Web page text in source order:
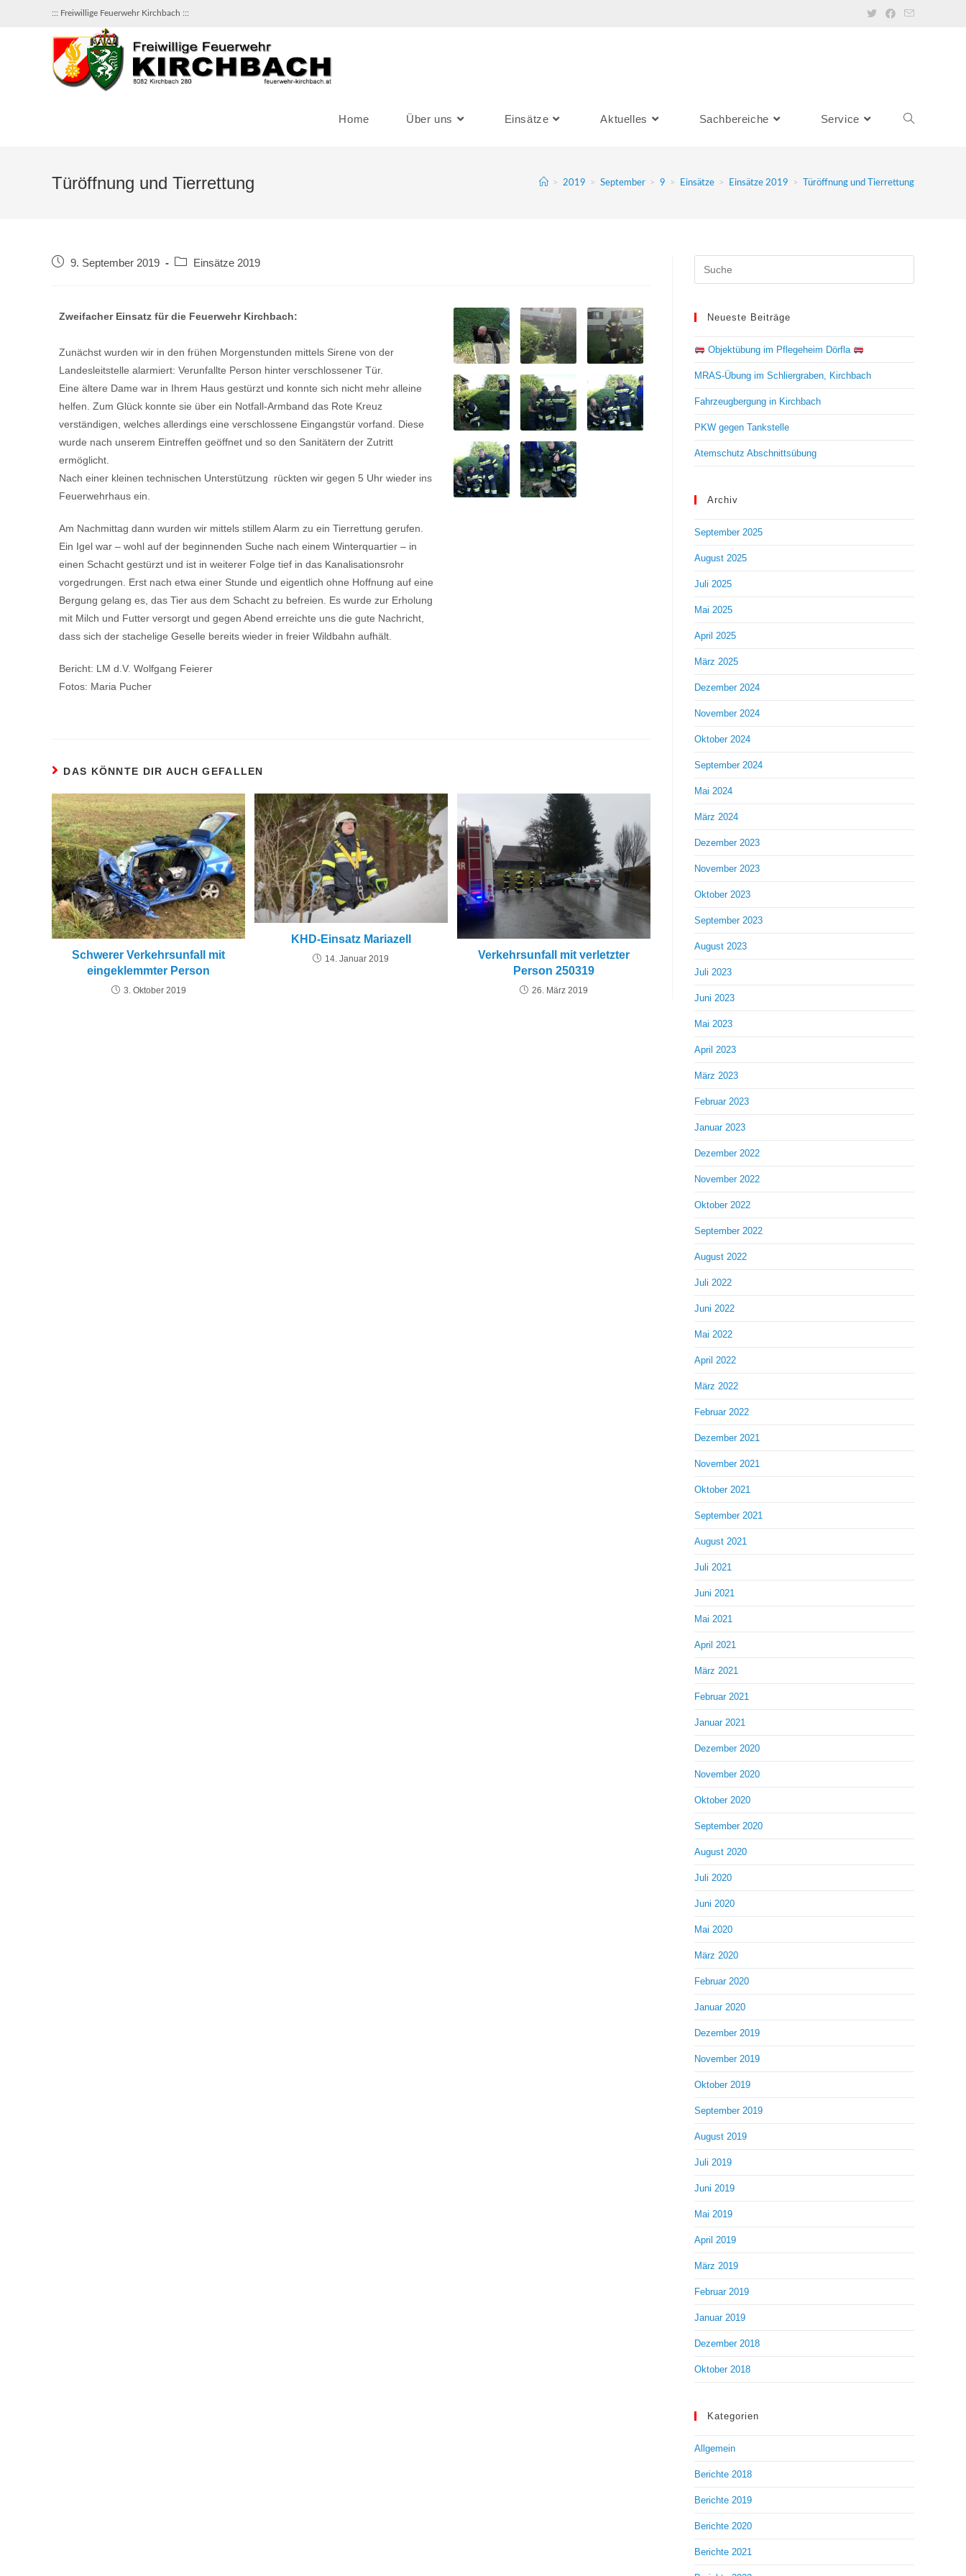
::: Freiwillige Feuerwehr Kirchbach :::
Home Über uns Einsätze Aktuelles Sachbereiche Service
Türöffnung und Tierrettung > 2019 > September > 9 > Einsätze > Einsätze 2019 > Türöffnung und Tierrettung
9. September 2019 Einsätze 2019
Zweifacher Einsatz für die Feuerwehr Kirchbach:
Zunächst wurden wir in den frühen Morgenstunden mittels Sirene von der
Landesleitstelle alarmiert: Verunfallte Person hinter verschlossener Tür.
Eine ältere Dame war in Ihrem Haus gestürzt und konnte sich nicht mehr alleine
helfen. Zum Glück konnte sie über ein Notfall-Armband das Rote Kreuz
verständigen, welches allerdings eine verschlossene Eingangstür vorfand. Diese
wurde nach unserem Eintreffen geöffnet und so den Sanitätern der Zutritt
ermöglicht.
Nach einer kleinen technischen Unterstützung rückten wir gegen 5 Uhr wieder ins
Feuerwehrhaus ein.
Am Nachmittag dann wurden wir mittels stillem Alarm zu ein Tierrettung gerufen.
Ein Igel war – wohl auf der beginnenden Suche nach einem Winterquartier – in
einen Schacht gestürzt und ist in weiterer Folge tief in das Kanalisationsrohr
vorgedrungen. Erst nach etwa einer Stunde und eigentlich ohne Hoffnung auf eine
Bergung gelang es, das Tier aus dem Schacht zu befreien. Es wurde zur Erholung
mit Milch und Futter versorgt und gegen Abend erreichte uns die gute Nachricht,
dass sich der stachelige Geselle bereits wieder in freier Wildbahn aufhält.
Bericht: LM d.V. Wolfgang Feierer
Fotos: Maria Pucher
DAS KÖNNTE DIR AUCH GEFALLEN
Schwerer Verkehrsunfall mit
eingeklemmter Person
3. Oktober 2019
KHD-Einsatz Mariazell
14. Januar 2019
Verkehrsunfall mit verletzter
Person 250319
26. März 2019
Neueste Beiträge
Objektübung im Pflegeheim Dörfla
MRAS-Übung im Schliergraben, Kirchbach
Fahrzeugbergung in Kirchbach
PKW gegen Tankstelle
Atemschutz Abschnittsübung
Archiv
September 2025
August 2025
Juli 2025
Mai 2025
April 2025
März 2025
Dezember 2024
November 2024
Oktober 2024
September 2024
Mai 2024
März 2024
Dezember 2023
November 2023
Oktober 2023
September 2023
August 2023
Juli 2023
Juni 2023
Mai 2023
April 2023
März 2023
Februar 2023
Januar 2023
Dezember 2022
November 2022
Oktober 2022
September 2022
August 2022
Juli 2022
Juni 2022
Mai 2022
April 2022
März 2022
Februar 2022
Dezember 2021
November 2021
Oktober 2021
September 2021
August 2021
Juli 2021
Juni 2021
Mai 2021
April 2021
März 2021
Februar 2021
Januar 2021
Dezember 2020
November 2020
Oktober 2020
September 2020
August 2020
Juli 2020
Juni 2020
Mai 2020
März 2020
Februar 2020
Januar 2020
Dezember 2019
November 2019
Oktober 2019
September 2019
August 2019
Juli 2019
Juni 2019
Mai 2019
April 2019
März 2019
Februar 2019
Januar 2019
Dezember 2018
Oktober 2018
Kategorien
Allgemein
Berichte 2018
Berichte 2019
Berichte 2020
Berichte 2021